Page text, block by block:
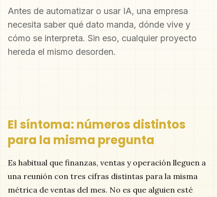
Antes de automatizar o usar IA, una empresa
necesita saber qué dato manda, dónde vive y
cómo se interpreta. Sin eso, cualquier proyecto
hereda el mismo desorden.
El síntoma: números distintos
para la misma pregunta
Es habitual que finanzas, ventas y operación lleguen a
una reunión con tres cifras distintas para la misma
métrica de ventas del mes. No es que alguien esté